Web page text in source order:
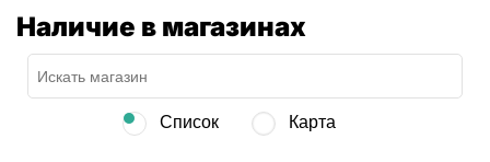
Наличие в магазинах
Список Карта